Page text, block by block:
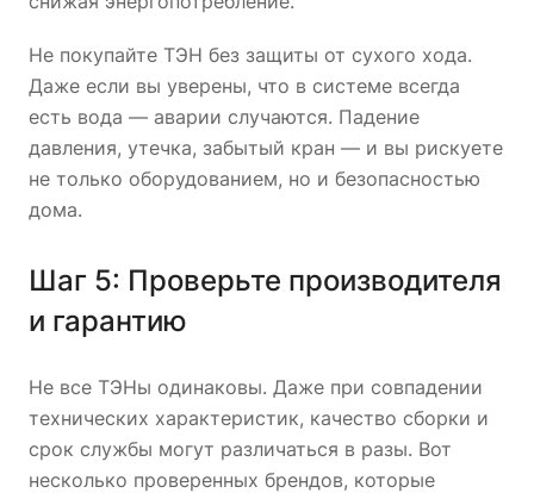
Не покупайте ТЭН без защиты от сухого хода.
Даже если вы уверены, что в системе всегда
есть вода — аварии случаются. Падение
давления, утечка, забытый кран — и вы рискуете
не только оборудованием, но и безопасностью
дома.
Шаг 5: Проверьте производителя
и гарантию
Не все ТЭНы одинаковы. Даже при совпадении
технических характеристик, качество сборки и
срок службы могут различаться в разы. Вот
несколько проверенных брендов, которые